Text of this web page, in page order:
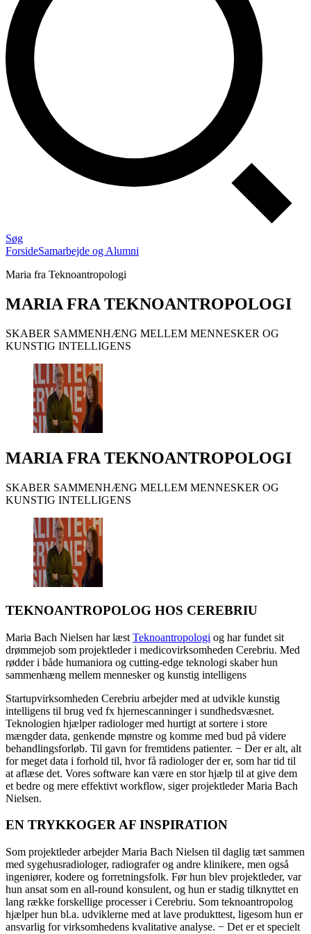
Søg
ForsideSamarbejde og Alumni
Maria fra Teknoantropologi
MARIA FRA TEKNOANTROPOLOGI
SKABER SAMMENHÆNG MELLEM MENNESKER OG
KUNSTIG INTELLIGENS
MARIA FRA TEKNOANTROPOLOGI
SKABER SAMMENHÆNG MELLEM MENNESKER OG
KUNSTIG INTELLIGENS
TEKNOANTROPOLOG HOS CEREBRIU
Maria Bach Nielsen har læst Teknoantropologi og har fundet sit
drømmejob som projektleder i medicovirksomheden Cerebriu. Med
rødder i både humaniora og cutting-edge teknologi skaber hun
sammenhæng mellem mennesker og kunstig intelligens
Startupvirksomheden Cerebriu arbejder med at udvikle kunstig
intelligens til brug ved fx hjernescanninger i sundhedsvæsnet.
Teknologien hjælper radiologer med hurtigt at sortere i store
mængder data, genkende mønstre og komme med bud på videre
behandlingsforløb. Til gavn for fremtidens patienter. − Der er alt, alt
for meget data i forhold til, hvor få radiologer der er, som har tid til
at aflæse det. Vores software kan være en stor hjælp til at give dem
et bedre og mere effektivt workflow, siger projektleder Maria Bach
Nielsen.
EN TRYKKOGER AF INSPIRATION
Som projektleder arbejder Maria Bach Nielsen til daglig tæt sammen
med sygehusradiologer, radiografer og andre klinikere, men også
ingeniører, kodere og forretningsfolk. Før hun blev projektleder, var
hun ansat som en all-round konsulent, og hun er stadig tilknyttet en
lang række forskellige processer i Cerebriu. Som teknoantropolog
hjælper hun bl.a. udviklerne med at lave produkttest, ligesom hun er
ansvarlig for virksomhedens kvalitative analyse. − Det er et specielt